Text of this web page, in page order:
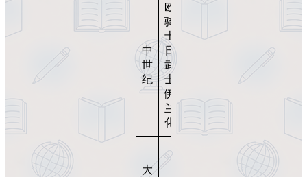
中
世
纪
欧洲
骑
士、
日本
武
士、
伊斯
兰文
化
多文
大